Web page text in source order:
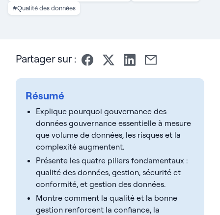
#Qualité des données
Partager sur :
Résumé
Explique pourquoi gouvernance des
données gouvernance essentielle à mesure
que volume de données, les risques et la
complexité augmentent.
Présente les quatre piliers fondamentaux :
qualité des données, gestion, sécurité et
conformité, et gestion des données.
Montre comment la qualité et la bonne
gestion renforcent la confiance, la